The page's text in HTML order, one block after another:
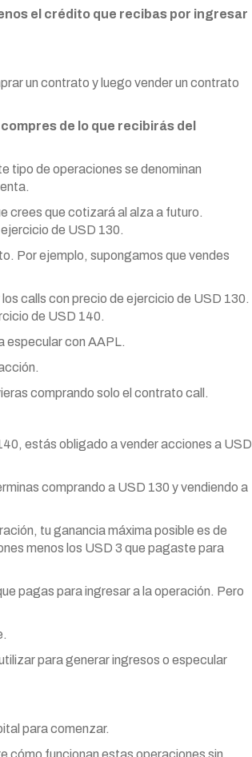
el crédito que recibas por ingresar
un contrato y luego vender un contrato
de lo que recibirás del
tipo de operaciones se denominan
crees que cotizará al alza a futuro.
de USD 130.
Por ejemplo, supongamos que vendes
calls con precio de ejercicio de USD 130.
de USD 140.
especular con AAPL.
comprando solo el contrato call.
estás obligado a vender acciones a USD
comprando a USD 130 y vendiendo a
tu ganancia máxima posible es de
menos los USD 3 que pagaste para
pagas para ingresar a la operación. Pero
para generar ingresos o especular
para comenzar.
cómo funcionan estas operaciones sin